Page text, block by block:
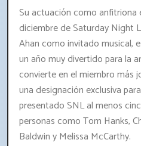
Su actuación como anfitriona
diciembre de Saturday Night
Ahan como invitado musical,
un año muy divertido para la
convierte en el miembro más
una designación exclusiva
presentado SNL al menos
personas como Tom Hanks,
Baldwin y Melissa McCarthy.